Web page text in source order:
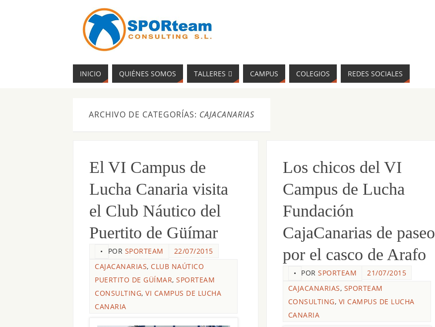
INICIO QUIÉNES SOMOS TALLERES CAMPUS COLEGIOS REDES SOCIALES
ARCHIVO DE CATEGORÍAS: CAJACANARIAS
El VI Campus de
Lucha Canaria visita
el Club Náutico del
Puertito de Güímar
POR SPORTEAM
•
22/07/2015
CAJACANARIAS, CLUB NAÚTICO
PUERTITO DE GÜÍMAR, SPORTEAM
CONSULTING, VI CAMPUS DE LUCHA
CANARIA
Los chicos del VI
Campus de Lucha
Fundación
CajaCanarias de paseo
por el casco de Arafo
PORSPORTEAM
•
21/07/2015
CAJACANARIAS, SPORTEAM
CONSULTING, VI CAMPUS DE LUCHA
CANARIA